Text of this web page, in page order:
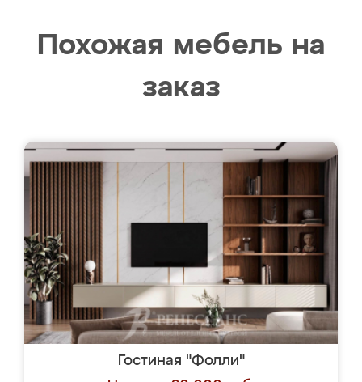
Похожая мебель на
заказ
Гостиная "Фолли"